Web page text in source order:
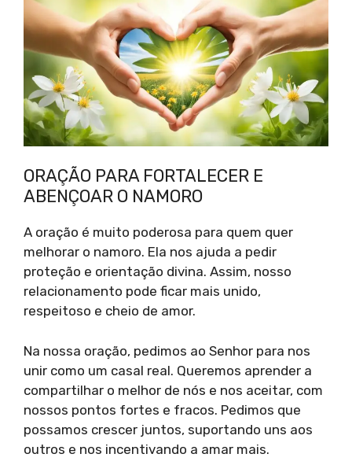
ORAÇÃO PARA FORTALECER E
ABENÇOAR O NAMORO
A oração é muito poderosa para quem quer
melhorar o namoro. Ela nos ajuda a pedir
proteção e orientação divina. Assim, nosso
relacionamento pode ficar mais unido,
respeitoso e cheio de amor.
Na nossa oração, pedimos ao Senhor para nos
unir como um casal real. Queremos aprender a
compartilhar o melhor de nós e nos aceitar, com
nossos pontos fortes e fracos. Pedimos que
possamos crescer juntos, suportando uns aos
outros e nos incentivando a amar mais.